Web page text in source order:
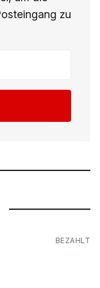
zu
BEZAHLT